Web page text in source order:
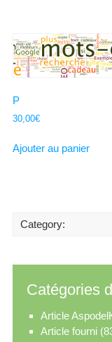
P
30,00€
Ajouter au panier
Category:
Catégories
Article
Article fourni